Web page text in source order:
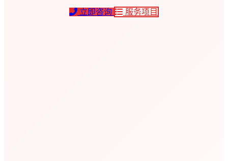
立即咨询 服务项目